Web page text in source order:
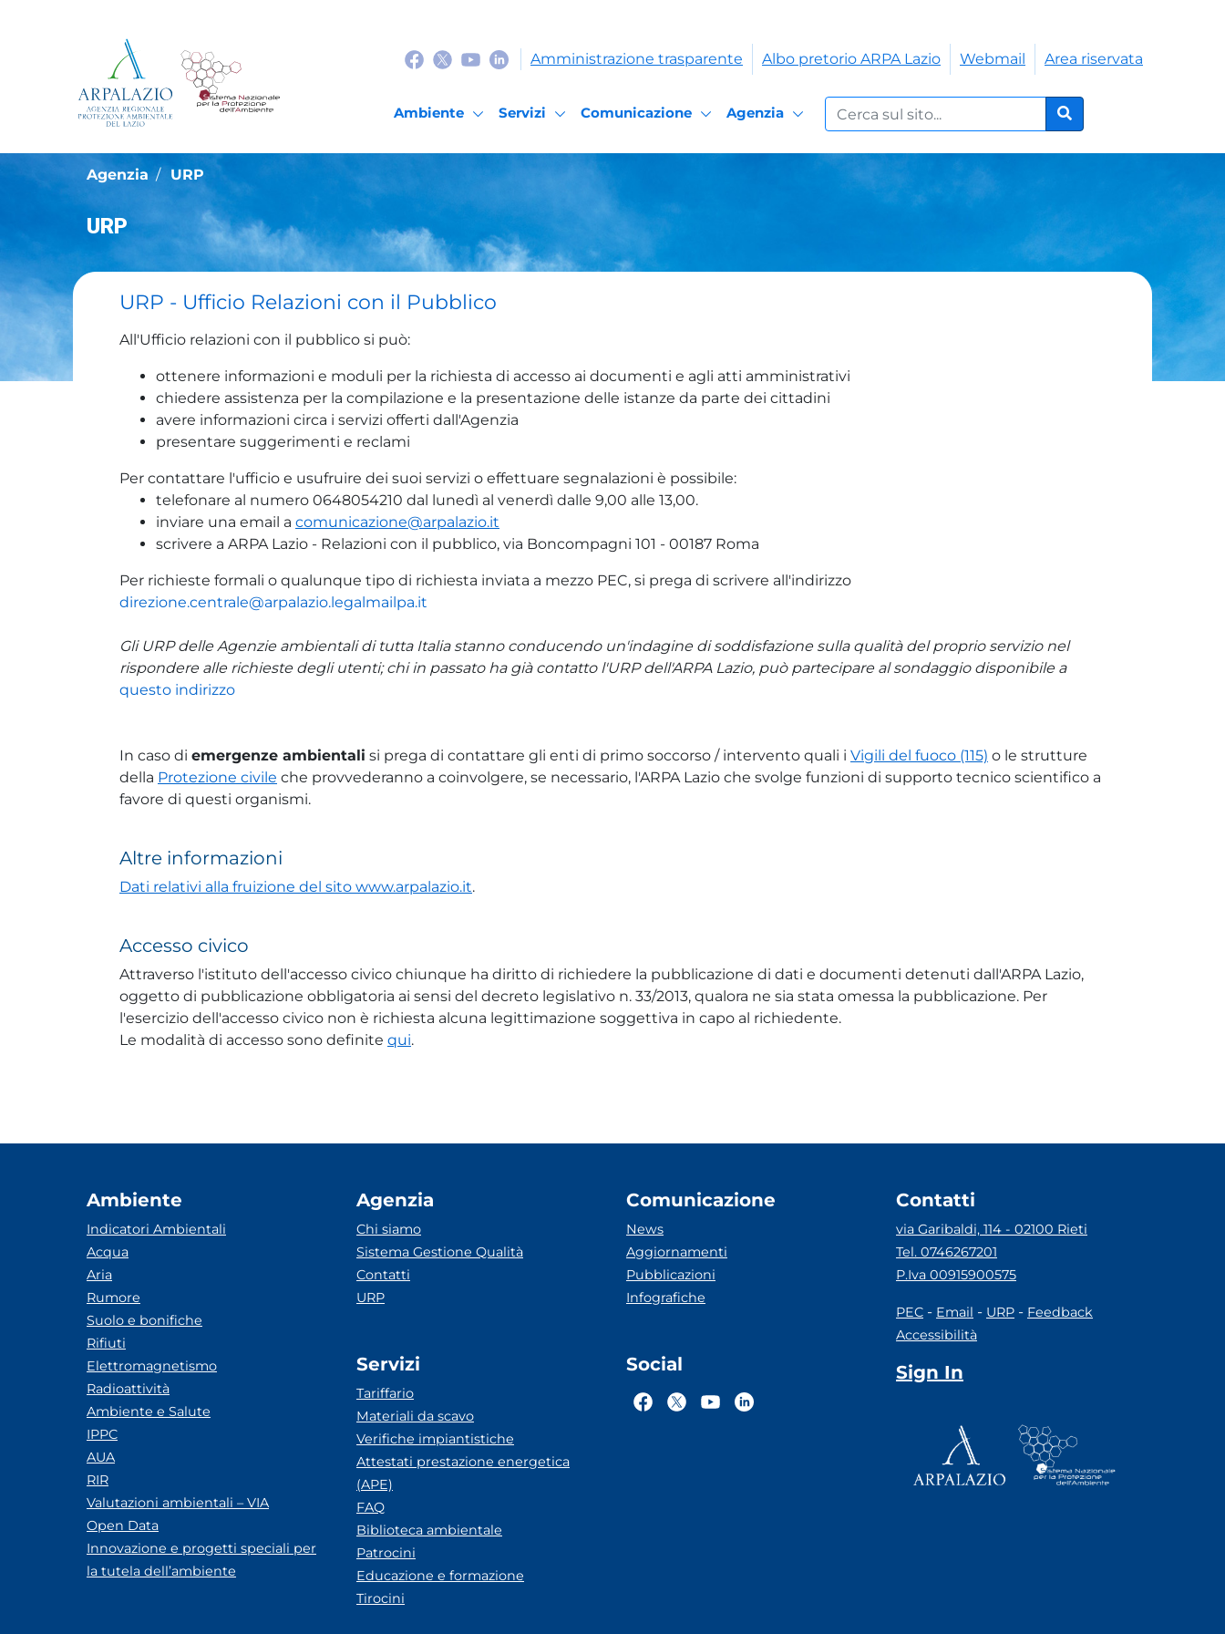
Amministrazione trasparente Albo pretorio ARPA Lazio Webmail Area riservata
Ambiente Servizi Comunicazione Agenzia
Cerca nel sito:
Cerca
Agenzia URP
URP
URP - Ufficio Relazioni con il Pubblico
All'Ufficio relazioni con il pubblico si può:
ottenere informazioni e moduli per la richiesta di accesso ai documenti e agli atti amministrativi
chiedere assistenza per la compilazione e la presentazione delle istanze da parte dei cittadini
avere informazioni circa i servizi offerti dall'Agenzia
presentare suggerimenti e reclami
Per contattare l'ufficio e usufruire dei suoi servizi o effettuare segnalazioni è possibile:
telefonare al numero 0648054210 dal lunedì al venerdì dalle 9,00 alle 13,00.
inviare una email a comunicazione@arpalazio.it
scrivere a ARPA Lazio - Relazioni con il pubblico, via Boncompagni 101 - 00187 Roma
Per richieste formali o qualunque tipo di richiesta inviata a mezzo PEC, si prega di scrivere all'indirizzo
direzione.centrale@arpalazio.legalmailpa.it
Gli URP delle Agenzie ambientali di tutta Italia stanno conducendo un'indagine di soddisfazione sulla qualità del proprio servizio nel
rispondere alle richieste degli utenti; chi in passato ha già contatto l'URP dell'ARPA Lazio, può partecipare al sondaggio disponibile a
questo indirizzo
In caso di emergenze ambientali si prega di contattare gli enti di primo soccorso / intervento quali i Vigili del fuoco (115) o le strutture
della Protezione civile che provvederanno a coinvolgere, se necessario, l'ARPA Lazio che svolge funzioni di supporto tecnico scientifico a
favore di questi organismi.
Altre informazioni
Dati relativi alla fruizione del sito www.arpalazio.it.
Accesso civico
Attraverso l'istituto dell'accesso civico chiunque ha diritto di richiedere la pubblicazione di dati e documenti detenuti dall'ARPA Lazio,
oggetto di pubblicazione obbligatoria ai sensi del decreto legislativo n. 33/2013, qualora ne sia stata omessa la pubblicazione. Per
l'esercizio dell'accesso civico non è richiesta alcuna legittimazione soggettiva in capo al richiedente.
Le modalità di accesso sono definite qui.
Ambiente
Indicatori Ambientali
Acqua
Aria
Rumore
Suolo e bonifiche
Rifiuti
Elettromagnetismo
Radioattività
Ambiente e Salute
IPPC
AUA
RIR
Valutazioni ambientali – VIA
Open Data
Innovazione e progetti speciali per
la tutela dell’ambiente
Agenzia
Chi siamo
Sistema Gestione Qualità
Contatti
URP
Servizi
Tariffario
Materiali da scavo
Verifiche impiantistiche
Attestati prestazione energetica
(APE)
FAQ
Biblioteca ambientale
Patrocini
Educazione e formazione
Tirocini
Comunicazione
News
Aggiornamenti
Pubblicazioni
Infografiche
Social
Contatti
via Garibaldi, 114 - 02100 Rieti
Tel. 0746267201
P.Iva 00915900575
PEC - Email - URP - Feedback
Accessibilità
Sign In